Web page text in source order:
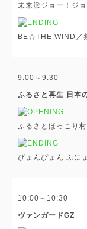
未来派ジョー！ジ
BE☆THE WIND／
9:00～9:30
ふるさと再生 日本
ふるさとほっこり
ぴょんぴょん ぷに
10:00～10:30
ヴァンガードGZ